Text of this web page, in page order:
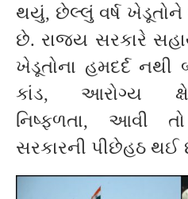
થયું, છેલ્લું વર્ષ ખેડૂતોને
છે. રાજ્ય સરકારે
ખેડૂતોના હમદર્દ
કાંડ, આરોગ્ય
નિષ્ફળતા, આવી
સરકારની પીછેહઠ થઈ